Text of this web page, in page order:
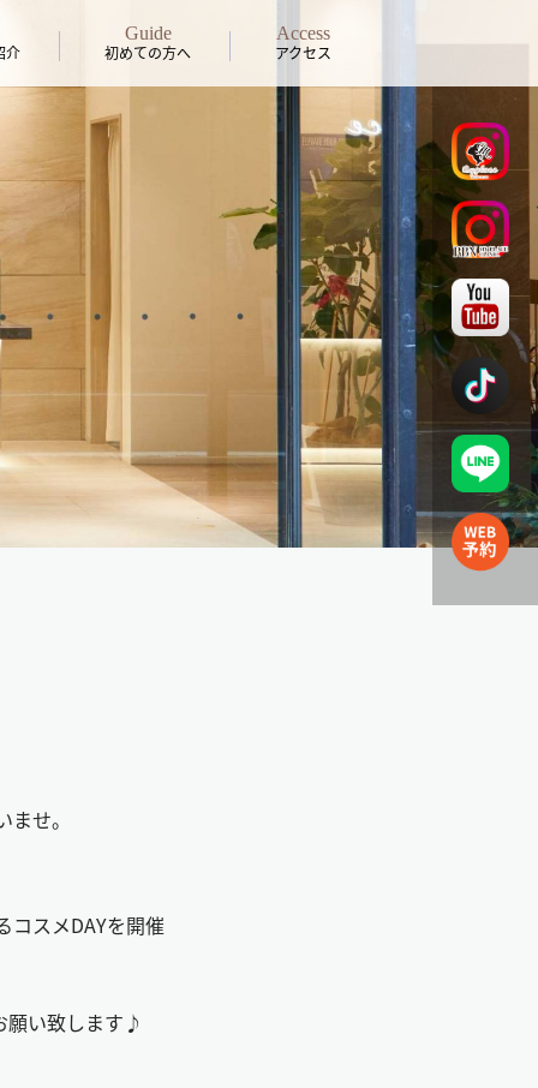
介
Guide
初めての方へ
Access
アクセス
せ。
コスメDAYを開催
願い致します♪